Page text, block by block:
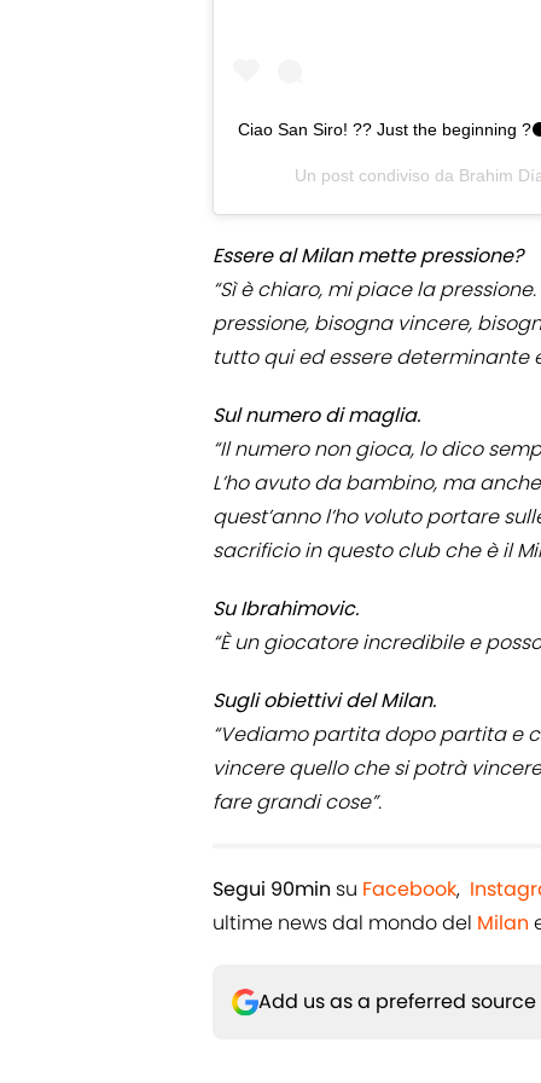
Ciao San Siro! ?? Just the beginning
Un post condiviso da Brahim
Essere al Milan mette pressione?
“Sì è chiaro, mi piace la
pressione, bisogna vincere,
tutto qui ed essere determinante
Sul numero di maglia.
“Il numero non gioca, lo dico
L’ho avuto da bambino, ma
quest’anno l’ho voluto portare
sacrificio in questo club che è il
Su Ibrahimovic.
“È un giocatore incredibile e
Sugli obiettivi del Milan.
“Vediamo partita dopo partita e
vincere quello che si potrà
fare grandi cose”.
Segui 90min su Facebook,
ultime news dal mondo del Milan
Add us as a preferred source